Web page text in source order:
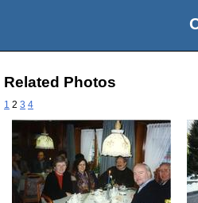
Related Photos
1 2 3 4